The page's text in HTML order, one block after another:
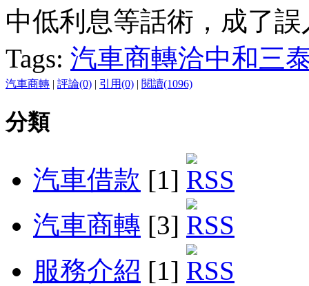
中低利息等話術，成了
Tags: 汽車商轉洽中和三
汽車商轉 | 評論(0) | 引用(0) | 閱讀(1096)
分類
汽車借款 [1]
汽車商轉 [3]
服務介紹 [1]